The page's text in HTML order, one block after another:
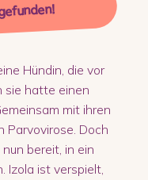
Hündin, die vor
sie hatte einen
mit ihren
Parvovirose. Doch
bereit, in ein
Izola ist verspielt,